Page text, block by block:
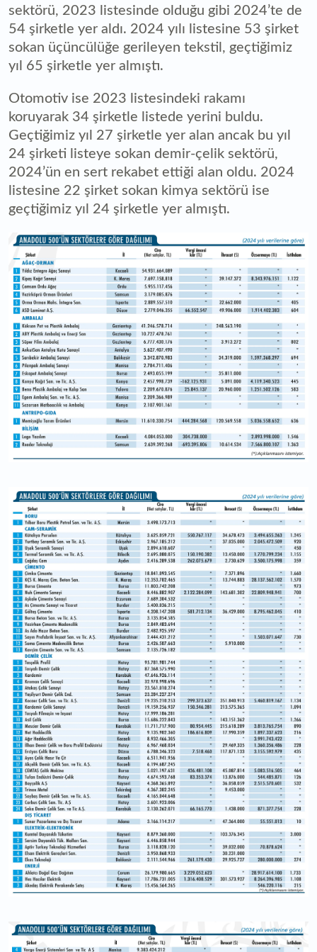
sektörü, 2023 listesinde olduğu gibi 2024’te de
54 şirketle yer aldı. 2024 yılı listesine 53 şirket
sokan üçüncülüğe gerileyen tekstil, geçtiğimiz
yıl 65 şirketle yer almıştı.
Otomotiv ise 2023 listesindeki rakamı
koruyarak 34 şirketle listede yerini buldu.
Geçtiğimiz yıl 27 şirketle yer alan ancak bu yıl
24 şirketi listeye sokan demir-çelik sektörü,
2024’ün en sert rekabet ettiği alan oldu. 2024
listesine 22 şirket sokan kimya sektörü ise
geçtiğimiz yıl 24 şirketle yer almıştı.